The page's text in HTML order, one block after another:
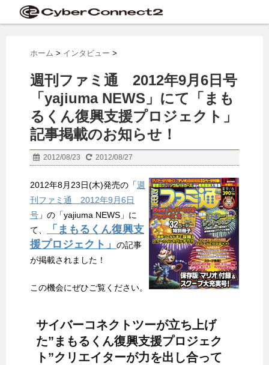
ホーム > インタビュー >
週刊ファミ通 2012年9月6日号
「yajiuma NEWS」にて「まも
るくん復興支援プロジェクト」
記事掲載のお知らせ！
2012/08/23 2012/08/27
2012年8月23日(木)発売の「週
刊ファミ通 2012年9月6日
号 」の「yajiuma NEWS」に
て、
「まもるくん復興支
援プロジェクト」
の記事
が掲載されました！
この機会にぜひご覧ください。
サイバーコネクトツーが立ち上げ
た”まもるくん復興支援プロジェク
ト”クリエイターが力を出し合って